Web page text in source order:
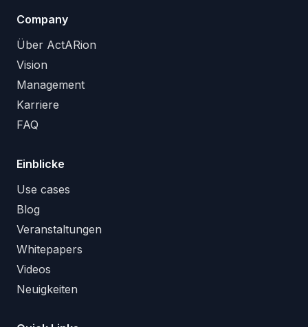
Company
Über ActARion
Vision
Management
Karriere
FAQ
Einblicke
Use cases
Blog
Veranstaltungen
Whitepapers
Videos
Neuigkeiten